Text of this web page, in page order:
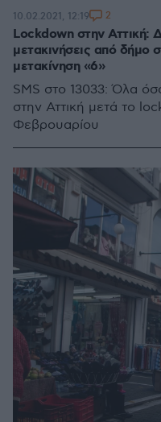
Lockdown στην Αττική:
μετακινήσεις από δήμο
μετακίνηση «6»
SMS στο 13033: Όλα
στην Αττική μετά το
Φεβρουαρίου
10.02.2021, 12:19 2